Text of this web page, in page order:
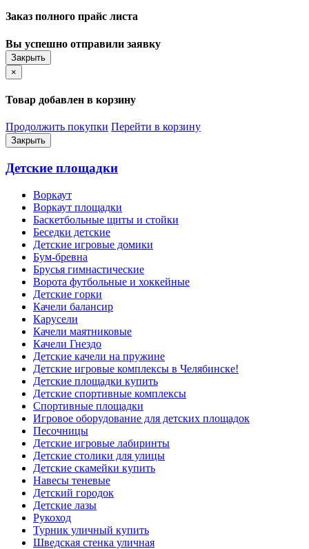
Заказ полного прайс листа
Вы успешно отправили заявку
Закрыть
×
Товар добавлен в корзину
Продолжить покупки Перейти в корзину
Закрыть
Детские площадки
Воркаут
Воркаут площадки
Баскетбольные щиты и стойки
Беседки детские
Детские игровые домики
Бум-бревна
Брусья гимнастические
Ворота футбольные и хоккейные
Детские горки
Качели балансир
Карусели
Качели маятниковые
Качели Гнездо
Детские качели на пружине
Детские игровые комплексы в Челябинске!
Детские площадки купить
Детские спортивные комплексы
Cпортивные площадки
Игровое оборудование для детских площадок
Песочницы
Детские игровые лабиринты
Детские столики для улицы
Детские скамейки купить
Навесы теневые
Детский городок
Детские лазы
Рукоход
Турник уличный купить
Шведская стенка уличная